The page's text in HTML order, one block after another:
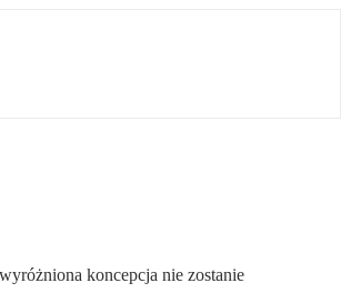
koncepcja nie zostanie